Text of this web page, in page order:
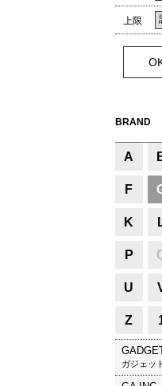
上限
BRAND
A
F
K
P
U
Z
ガジェッ